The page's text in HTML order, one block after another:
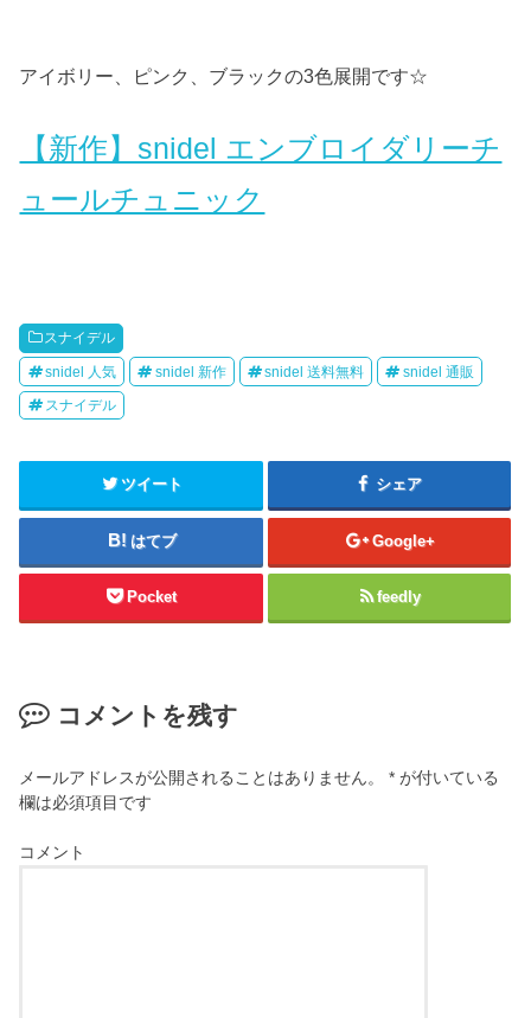
アイボリー、ピンク、ブラックの3色展開です☆
【新作】snidel エンブロイダリーチ
ュールチュニック
スナイデル
snidel 人気 snidel 新作 snidel 送料無料 snidel 通販
スナイデル
ツイート シェア
はてブ Google+
Pocket feedly
コメントを残す
メールアドレスが公開されることはありません。 * が付いている
欄は必須項目です
コメント